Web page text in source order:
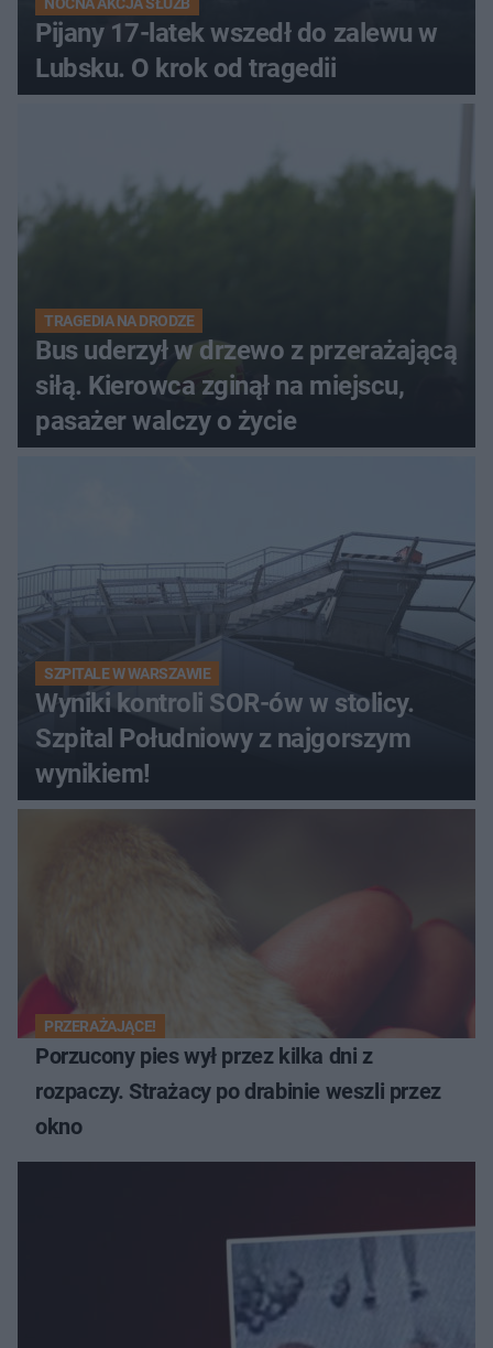
Pijany 17-latek wszedł do zalewu w
Lubsku. O krok od tragedii
TRAGEDIA NA DRODZE
Bus uderzył w drzewo z przerażającą
siłą. Kierowca zginął na miejscu,
pasażer walczy o życie
SZPITALE W WARSZAWIE
Wyniki kontroli SOR-ów w stolicy.
Szpital Południowy z najgorszym
wynikiem!
PRZERAŻAJĄCE!
Porzucony pies wył przez kilka dni z
rozpaczy. Strażacy po drabinie weszli przez
okno